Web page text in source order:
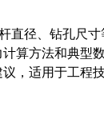
直径、钻孔尺
算方法和典型
，适用于工程技